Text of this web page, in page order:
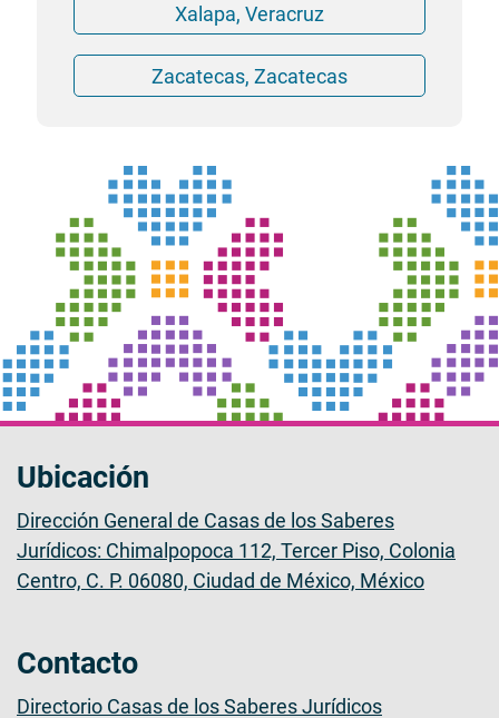
Xalapa, Veracruz
Zacatecas, Zacatecas
Ubicación
Dirección General de Casas de los Saberes
Jurídicos: Chimalpopoca 112, Tercer Piso, Colonia
Centro, C. P. 06080, Ciudad de México, México
Contacto
Directorio Casas de los Saberes Jurídicos